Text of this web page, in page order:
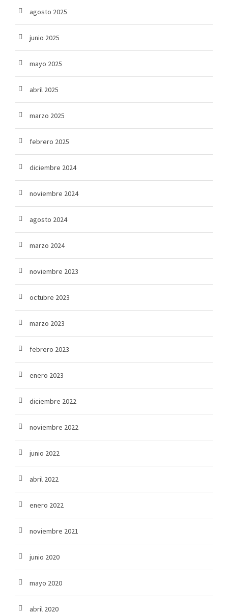
agosto 2025
junio 2025
mayo 2025
abril 2025
marzo 2025
febrero 2025
diciembre 2024
noviembre 2024
agosto 2024
marzo 2024
noviembre 2023
octubre 2023
marzo 2023
febrero 2023
enero 2023
diciembre 2022
noviembre 2022
junio 2022
abril 2022
enero 2022
noviembre 2021
junio 2020
mayo 2020
abril 2020